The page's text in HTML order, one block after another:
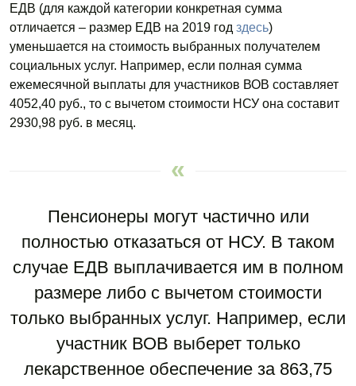
ЕДВ (для каждой категории конкретная сумма
отличается – размер ЕДВ на 2019 год здесь)
уменьшается на стоимость выбранных получателем
социальных услуг. Например, если полная сумма
ежемесячной выплаты для участников ВОВ составляет
4052,40 руб., то с вычетом стоимости НСУ она составит
2930,98 руб. в месяц.
Пенсионеры могут частично или
полностью отказаться от НСУ. В таком
случае ЕДВ выплачивается им в полном
размере либо с вычетом стоимости
только выбранных услуг. Например, если
участник ВОВ выберет только
лекарственное обеспечение за 863,75